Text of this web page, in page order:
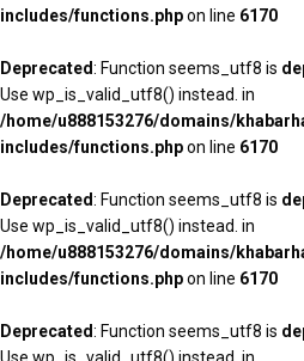
includes/functions.phpon line 6170
Deprecated: Function seems_utf8 is
Use wp_is_valid_utf8() instead. in
/home/u888153276/domains/
includes/functions.phpon line 6170
Deprecated: Function seems_utf8 is
Use wp_is_valid_utf8() instead. in
/home/u888153276/domains/
includes/functions.phpon line 6170
Deprecated: Function seems_utf8 is